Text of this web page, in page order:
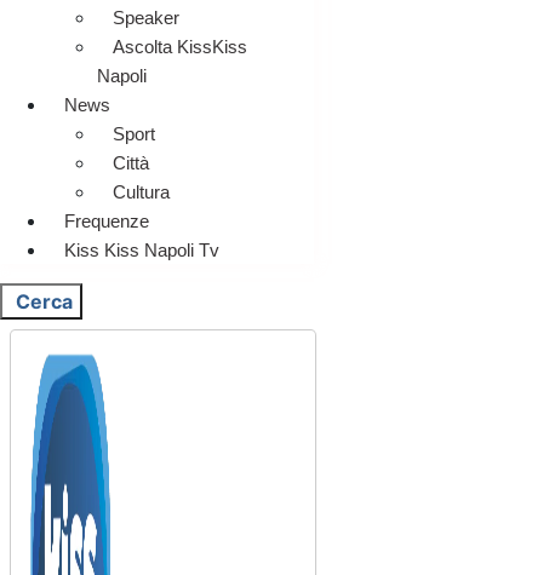
Speaker
Ascolta KissKiss
Napoli
News
Sport
Città
Cultura
Frequenze
Kiss Kiss Napoli Tv
Cerca